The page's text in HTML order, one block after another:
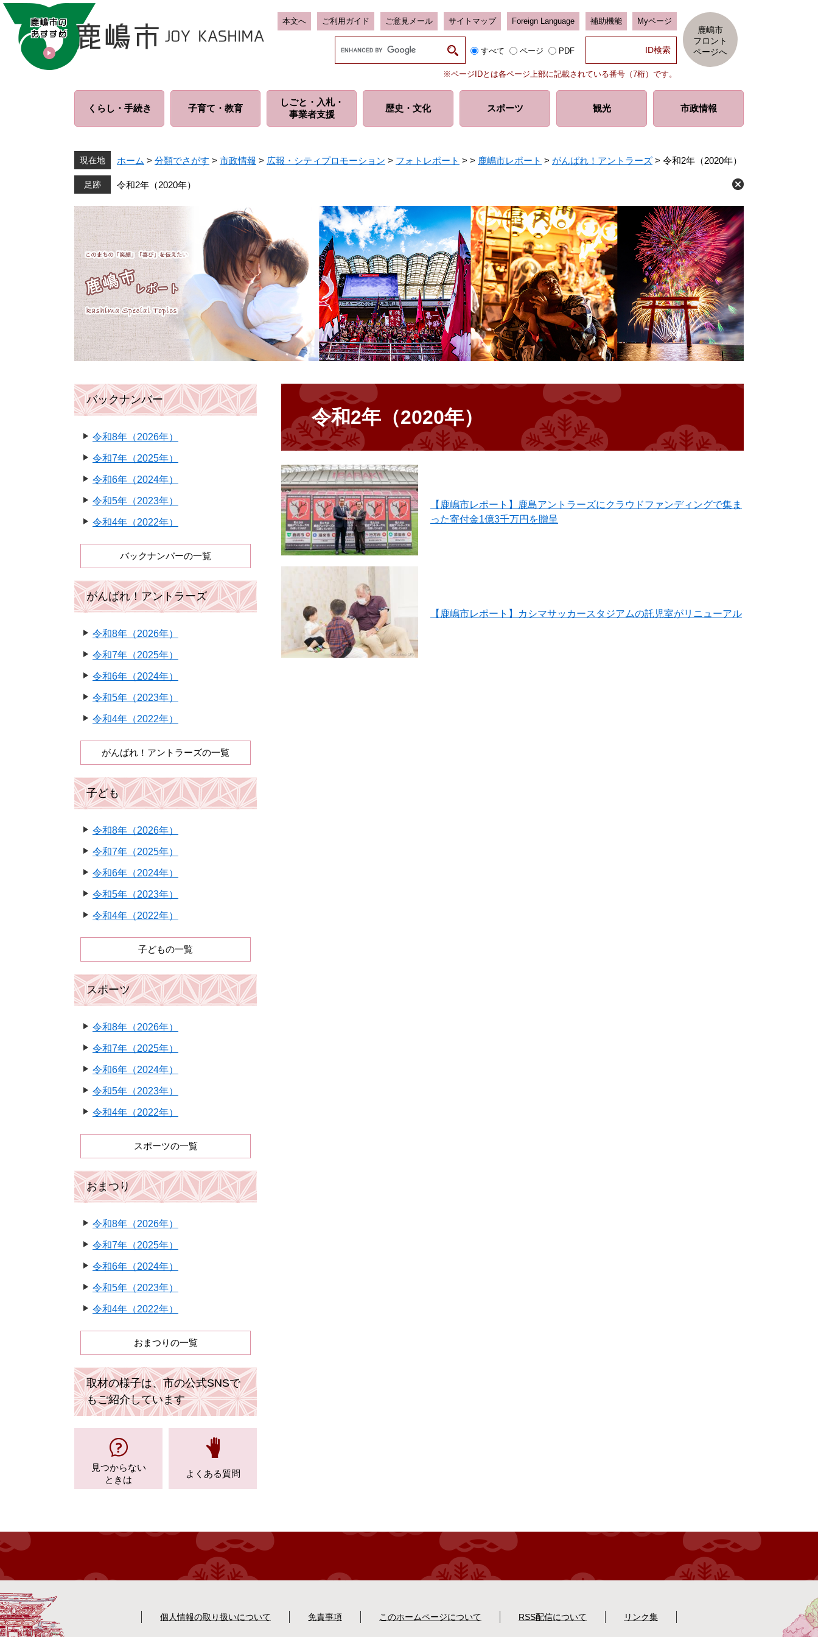
ペ
メ
本文へ ご利用ガイド ご意見メール サイトマップ Foreign Language 補助機能 Myページ
ム
すべて ページ PDF
※ページIDとは各ページ上部に記載されている番号（7桁）です。
鹿嶋市
フロント
ページへ
くらし・ 手続き 子育て・ 教育
しごと・入札・
事業者支援
歴史・ 文化 スポーツ 観光 市政情報
現在地 ホーム > 分類でさがす > 市政情報 > 広報・シティプロモーション > フォトレポート > > 鹿嶋市レポート > がんばれ！アントラーズ > 令和2年（2020年）
令和2年（2020年）
令和2年（2020年）
【鹿嶋市レポート】鹿島アントラーズにクラウドファンディングで集ま
った寄付金1億3千万円を贈呈
【鹿嶋市レポート】カシマサッカースタジアムの託児室がリニューアル
バックナンバー
令和8年（2026年）
令和7年（2025年）
令和6年（2024年）
令和5年（2023年）
令和4年（2022年）
バックナンバーの一覧
がんばれ！アントラーズ
令和8年（2026年）
令和7年（2025年）
令和6年（2024年）
令和5年（2023年）
令和4年（2022年）
がんばれ！アントラーズの一覧
子ども
令和8年（2026年）
令和7年（2025年）
令和6年（2024年）
令和5年（2023年）
令和4年（2022年）
子どもの一覧
スポーツ
令和8年（2026年）
令和7年（2025年）
令和6年（2024年）
令和5年（2023年）
令和4年（2022年）
スポーツの一覧
おまつり
令和8年（2026年）
令和7年（2025年）
令和6年（2024年）
令和5年（2023年）
令和4年（2022年）
おまつりの一覧
取材の様子は、市の公式SNSで
もご紹介しています
見つからない
ときは
よくある質問
個人情報の取り扱いについて 免責事項 このホームページについて RSS配信について リンク集